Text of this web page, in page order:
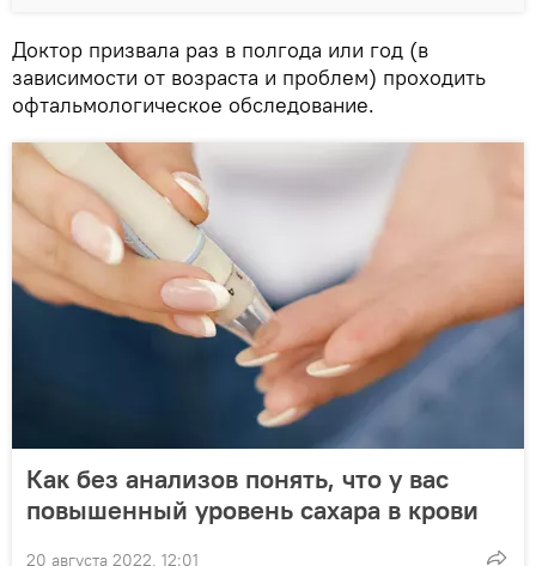
Доктор призвала раз в полгода или год (в
зависимости от возраста и проблем) проходить
офтальмологическое обследование.
Как без анализов понять, что у вас
повышенный уровень сахара в крови
20 августа 2022, 12:01